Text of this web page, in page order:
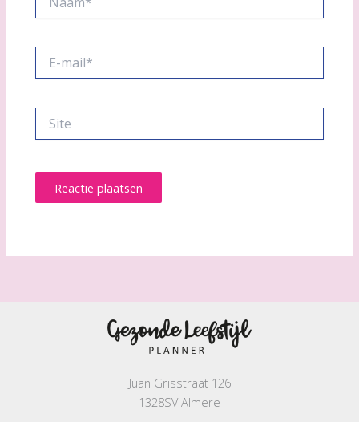
mail*
Juan Grisstraat 126
1328SV Almere